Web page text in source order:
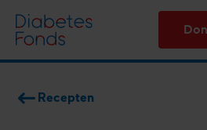
naar
de
gaan
Recepten